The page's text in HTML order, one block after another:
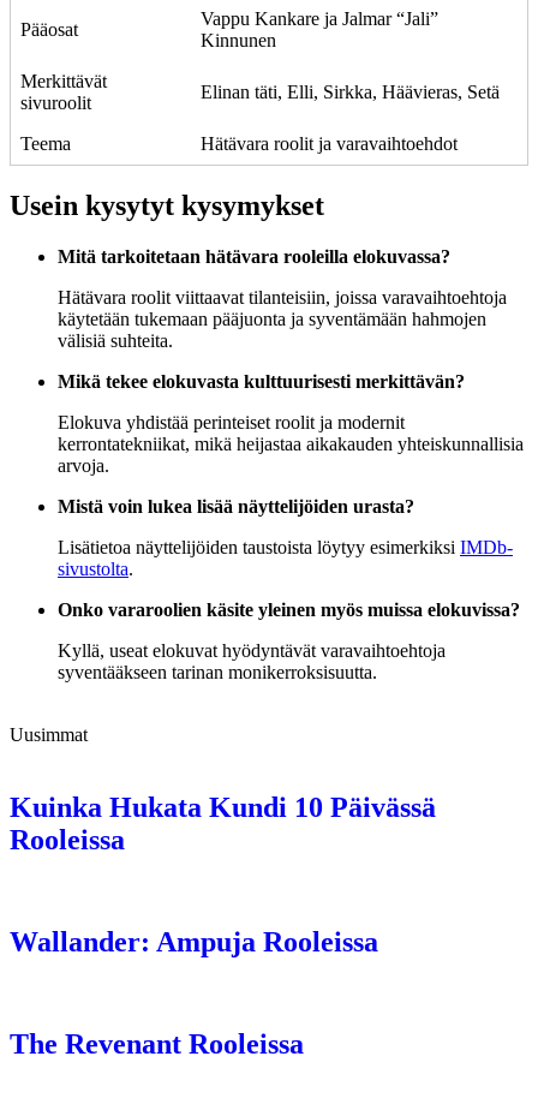
Pääosat
Vappu Kankare ja Jalmar “Jali”
Kinnunen
Merkittävät
sivuroolit
Elinan täti, Elli, Sirkka, Häävieras, Setä
Teema Hätävara roolit ja varavaihtoehdot
Usein kysytyt kysymykset
Mitä tarkoitetaan hätävara rooleilla elokuvassa?
Hätävara roolit viittaavat tilanteisiin, joissa varavaihtoehtoja
käytetään tukemaan pääjuonta ja syventämään hahmojen
välisiä suhteita.
Mikä tekee elokuvasta kulttuurisesti merkittävän?
Elokuva yhdistää perinteiset roolit ja modernit
kerrontatekniikat, mikä heijastaa aikakauden yhteiskunnallisia
arvoja.
Mistä voin lukea lisää näyttelijöiden urasta?
Lisätietoa näyttelijöiden taustoista löytyy esimerkiksi IMDb-
sivustolta.
Onko vararoolien käsite yleinen myös muissa elokuvissa?
Kyllä, useat elokuvat hyödyntävät varavaihtoehtoja
syventääkseen tarinan monikerroksisuutta.
Uusimmat
Kuinka Hukata Kundi 10 Päivässä
Rooleissa
Wallander: Ampuja Rooleissa
The Revenant Rooleissa